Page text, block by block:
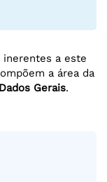
inerentes a este
a área da
Dados Gerais.